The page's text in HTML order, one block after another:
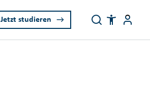
Learn now
Jetzt studieren